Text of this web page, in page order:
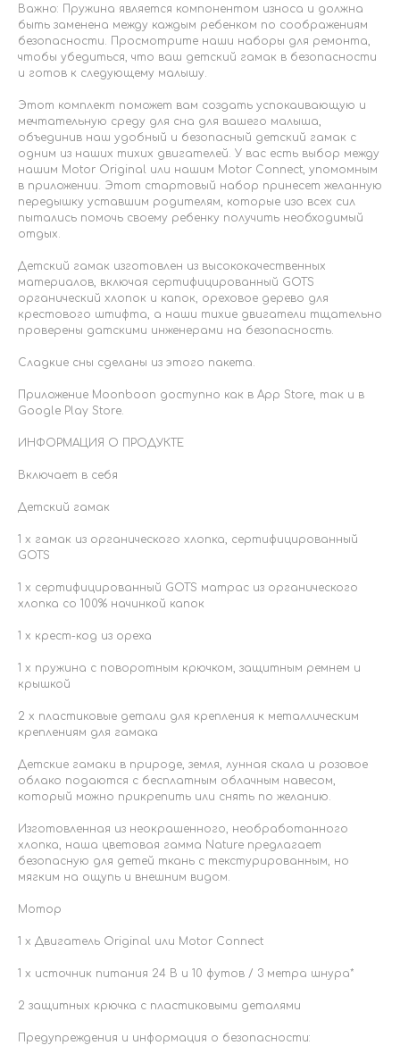
Важно: Пружина является компонентом износа и должна
быть заменена между каждым ребенком по соображениям
безопасности. Просмотрите наши наборы для ремонта,
чтобы убедиться, что ваш детский гамак в безопасности
и готов к следующему малышу.
Этот комплект поможет вам создать успокаивающую и
мечтательную среду для сна для вашего малыша,
объединив наш удобный и безопасный детский гамак с
одним из наших тихих двигателей. У вас есть выбор между
нашим Motor Original или нашим Motor Connect, упомомным
в приложении. Этот стартовый набор принесет желанную
передышку уставшим родителям, которые изо всех сил
пытались помочь своему ребенку получить необходимый
отдых.
Детский гамак изготовлен из высококачественных
материалов, включая сертифицированный GOTS
органический хлопок и капок, ореховое дерево для
крестового штифта, а наши тихие двигатели тщательно
проверены датскими инженерами на безопасность.
Сладкие сны сделаны из этого пакета.
Приложение Moonboon доступно как в App Store, так и в
Google Play Store.
ИНФОРМАЦИЯ О ПРОДУКТЕ
Включает в себя
Детский гамак
1 x гамак из органического хлопка, сертифицированный
GOTS
1 x сертифицированный GOTS матрас из органического
хлопка со 100% начинкой капок
1 х крест-код из ореха
1 x пружина с поворотным крючком, защитным ремнем и
крышкой
2 x пластиковые детали для крепления к металлическим
креплениям для гамака
Детские гамаки в природе, земля, лунная скала и розовое
облако подаются с бесплатным облачным навесом,
который можно прикрепить или снять по желанию.
Изготовленная из неокрашенного, необработанного
хлопка, наша цветовая гамма Nature предлагает
безопасную для детей ткань с текстурированным, но
мягким на ощупь и внешним видом.
Мотор
1 x Двигатель Original или Motor Connect
1 x источник питания 24 В и 10 футов / 3 метра шнура*
2 защитных крючка с пластиковыми деталями
Предупреждения и информация о безопасности: